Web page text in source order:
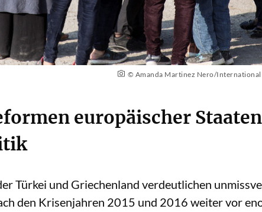
© Amanda Martinez Nero/
europäischer
Türkei und Griechenland verdeutlichen
den Krisenjahren 2015 und 2016 weiter vor